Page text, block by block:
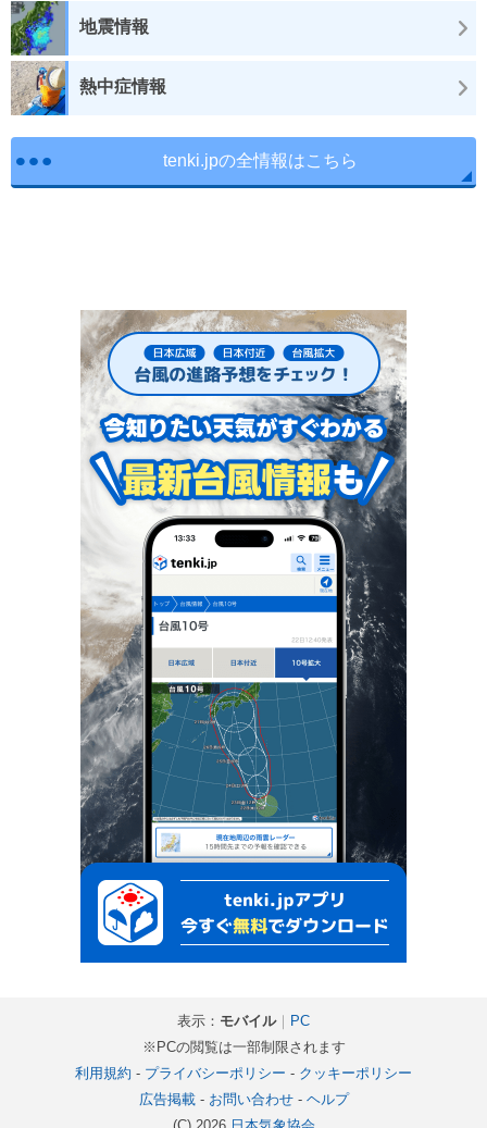
地震情報
熱中症情報
tenki.jpの全情報はこちら
表示： モバイル｜ PC
※PCの閲覧は一部制限されます
利用規約 - プライバシーポリシー - クッキーポリシー
広告掲載- お問い合わせ- ヘルプ